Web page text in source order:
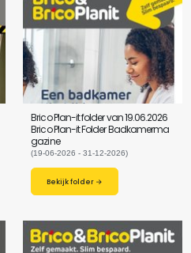
Brico Plan-it folder van 19.06.2026
Brico Plan-it Folder Badkamerma
gazine
(19-06-2026 - 31-12-2026)
Bekijk folder →